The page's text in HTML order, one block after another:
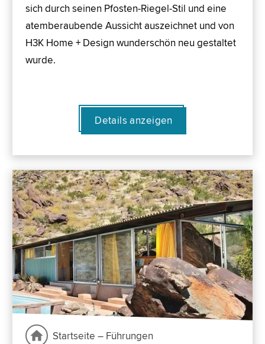
sich durch seinen Pfosten-Riegel-Stil und eine
atemberaubende Aussicht auszeichnet und von
H3K Home + Design wunderschön neu gestaltet
wurde.
Details anzeigen
Startseite – Führungen